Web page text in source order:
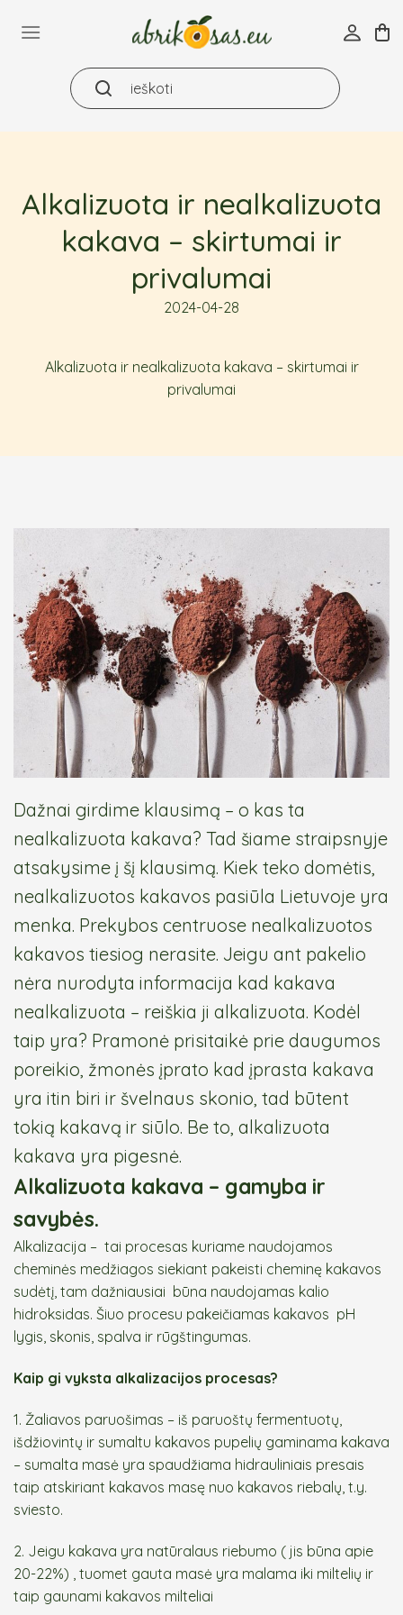
Alkalizuota ir nealkalizuota
kakava – skirtumai ir
privalumai
2024-04-28
Alkalizuota ir nealkalizuota kakava – skirtumai ir
privalumai
Dažnai girdime klausimą – o kas ta
nealkalizuota kakava? Tad šiame straipsnyje
atsakysime į šį klausimą. Kiek teko domėtis,
nealkalizuotos kakavos pasiūla Lietuvoje yra
menka. Prekybos centruose nealkalizuotos
kakavos tiesiog nerasite. Jeigu ant pakelio
nėra nurodyta informacija kad kakava
nealkalizuota – reiškia ji alkalizuota. Kodėl
taip yra? Pramonė prisitaikė prie daugumos
poreikio, žmonės įprato kad įprasta kakava
yra itin biri ir švelnaus skonio, tad būtent
tokią kakavą ir siūlo. Be to, alkalizuota
kakava yra pigesnė.
Alkalizuota kakava – gamyba ir
savybės.
Alkalizacija – tai procesas kuriame naudojamos
cheminės medžiagos siekiant pakeisti cheminę kakavos
sudėtį, tam dažniausiai būna naudojamas kalio
hidroksidas. Šiuo procesu pakeičiamas kakavos pH
lygis, skonis, spalva ir rūgštingumas.
Kaip gi vyksta alkalizacijos procesas?
1. Žaliavos paruošimas – iš paruoštų fermentuotų,
išdžiovintų ir sumaltu kakavos pupelių gaminama kakava
– sumalta masė yra spaudžiama hidrauliniais presais
taip atskiriant kakavos masę nuo kakavos riebalų, t.y.
sviesto.
2. Jeigu kakava yra natūralaus riebumo ( jis būna apie
20-22%) , tuomet gauta masė yra malama iki miltelių ir
taip gaunami kakavos milteliai